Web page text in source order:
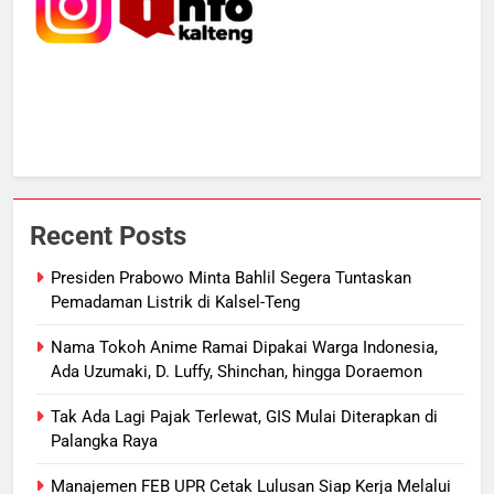
Recent Posts
Presiden Prabowo Minta Bahlil Segera Tuntaskan
Pemadaman Listrik di Kalsel-Teng
Nama Tokoh Anime Ramai Dipakai Warga Indonesia,
Ada Uzumaki, D. Luffy, Shinchan, hingga Doraemon
Tak Ada Lagi Pajak Terlewat, GIS Mulai Diterapkan di
Palangka Raya
Manajemen FEB UPR Cetak Lulusan Siap Kerja Melalui
6
Suara Bising Berujung Penindakan,
Harga Pertalite Subsidi Eceran di
Lamandau Masih Tembus Rp15